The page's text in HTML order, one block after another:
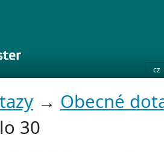
cz
→ Obecné
30